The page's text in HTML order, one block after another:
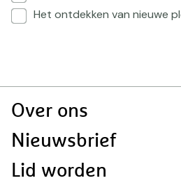
Het ontdekken van nieuwe
Doormat
Over ons
Nieuwsbrief
Lid worden